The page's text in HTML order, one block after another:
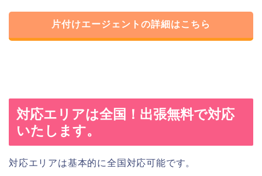
片付けエージェントの詳細はこちら
対応エリアは全国！出張無料で対応
いたします。
対応エリアは基本的に全国対応可能です。